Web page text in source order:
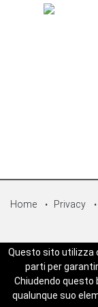
Home Privacy
© Copyright 2026 -
07050860829 -
tribunale di
Joseph Zambito -
Questo sito utilizza
parti per
Chiudendo questo
qualunque suo